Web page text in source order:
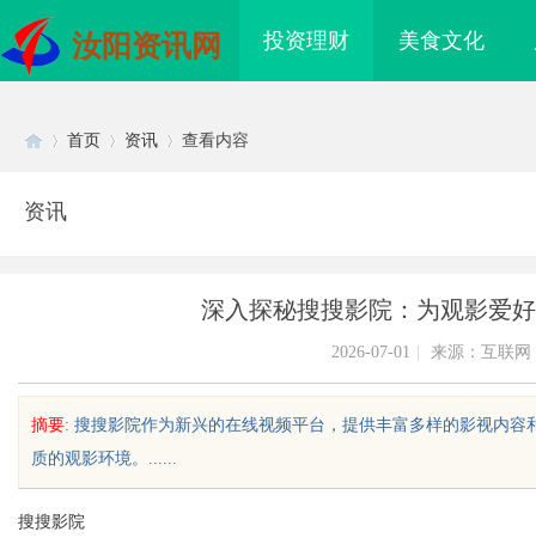
汝阳资讯网 投资理财 美食文化
首页 资讯 查看内容
资讯
深入探秘搜搜影院：为观影爱
2026-07-01 来源：互联网
摘要: 搜搜影院作为新兴的在线视频平台，提供丰富多样的影视内
质的观影环境。......
搜搜影院
配眼镜